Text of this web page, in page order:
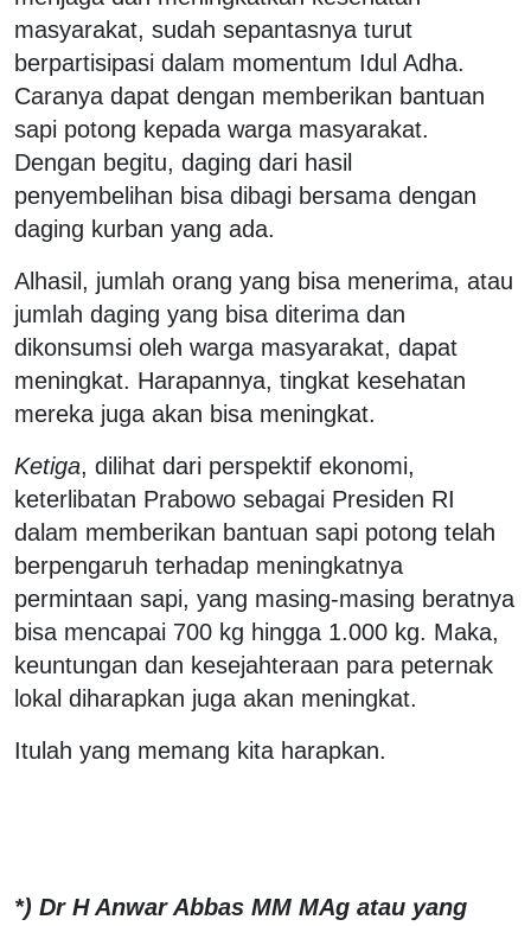
masyarakat, sudah sepantasnya turut
berpartisipasi dalam momentum Idul Adha.
Caranya dapat dengan memberikan bantuan
sapi potong kepada warga masyarakat.
Dengan begitu, daging dari hasil
penyembelihan bisa dibagi bersama dengan
daging kurban yang ada.
Alhasil, jumlah orang yang bisa menerima, atau
jumlah daging yang bisa diterima dan
dikonsumsi oleh warga masyarakat, dapat
meningkat. Harapannya, tingkat kesehatan
mereka juga akan bisa meningkat.
Ketiga, dilihat dari perspektif ekonomi,
keterlibatan Prabowo sebagai Presiden RI
dalam memberikan bantuan sapi potong telah
berpengaruh terhadap meningkatnya
permintaan sapi, yang masing-masing beratnya
bisa mencapai 700 kg hingga 1.000 kg. Maka,
keuntungan dan kesejahteraan para peternak
lokal diharapkan juga akan meningkat.
Itulah yang memang kita harapkan.
*) Dr H Anwar Abbas MM MAg atau yang